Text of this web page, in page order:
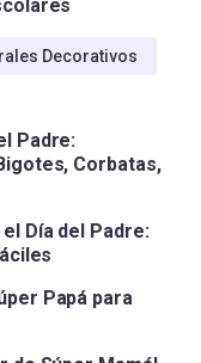
Decorativos
Padre:
Corbatas,
Día del Padre:
Papá para